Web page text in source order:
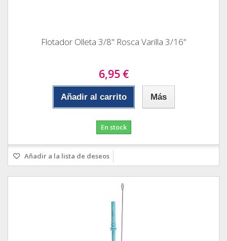
Flotador Olleta 3/8" Rosca Varilla 3/16"
6,95 €
Añadir al carrito Más
En stock
Añadir a la lista de deseos